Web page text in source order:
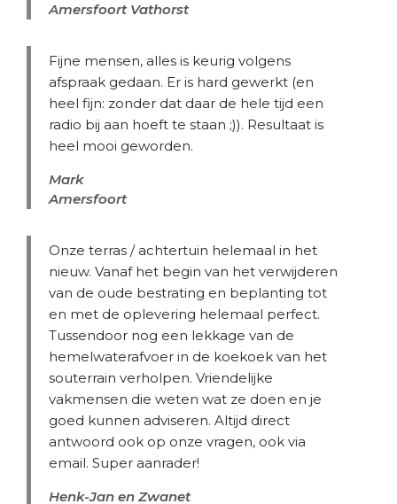
Amersfoort Vathorst
Fijne mensen, alles is keurig volgens
afspraak gedaan. Er is hard gewerkt (en
heel fijn: zonder dat daar de hele tijd een
radio bij aan hoeft te staan ;)). Resultaat is
heel mooi geworden.
Mark
Amersfoort
Onze terras / achtertuin helemaal in het
nieuw. Vanaf het begin van het verwijderen
van de oude bestrating en beplanting tot
en met de oplevering helemaal perfect.
Tussendoor nog een lekkage van de
hemelwaterafvoer in de koekoek van het
souterrain verholpen. Vriendelijke
vakmensen die weten wat ze doen en je
goed kunnen adviseren. Altijd direct
antwoord ook op onze vragen, ook via
email. Super aanrader!
Henk-Jan en Zwanet